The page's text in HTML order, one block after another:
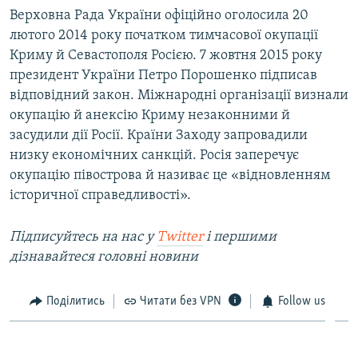
Верховна Рада України офіційно оголосила 20
лютого 2014 року початком тимчасової окупації
Криму й Севастополя Росією. 7 жовтня 2015 року
президент України Петро Порошенко підписав
відповідний закон. Міжнародні організації визнали
окупацію й анексію Криму незаконними й
засудили дії Росії. Країни Заходу запровадили
низку економічних санкцій. Росія заперечує
окупацію півострова й називає це «відновленням
історичної справедливості».
Підписуйтесь на нас у Twitterі першими
дізнавайтеся головні новини
Поділитись Читати без VPN Follow us